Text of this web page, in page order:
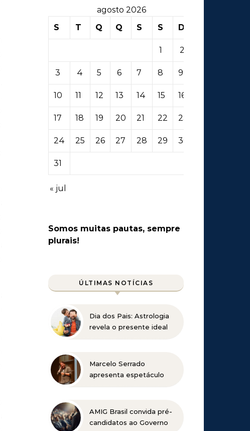
agosto 2026
S
T Q Q S S D
1 2
3 4 5 6 7 8 9
10 11 12 13 14 15 16
17 18 19 20 21 22 23
24 25 26 27 28 29 30
31
« jul
Somos muitas pautas, sempre
plurais!
ÚLTIMAS NOTÍCIAS
Dia dos Pais: Astrologia
revela o presente ideal
Marcelo Serrado
apresenta espetáculo
AMIG Brasil convida pré-
candidatos ao Governo